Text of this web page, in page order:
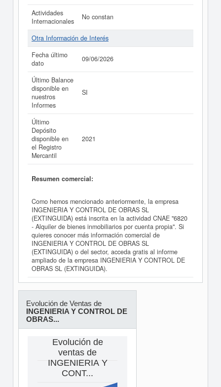
Actividades
Internacionales
No constan
Otra Información de Interés
Fecha último
dato
09/06/2026
Último Balance
disponible en
nuestros
Informes
SI
Último
Depósito
disponible en
el Registro
Mercantil
2021
Resumen comercial:
Como hemos mencionado anteriormente, la empresa
INGENIERIA Y CONTROL DE OBRAS SL
(EXTINGUIDA) está inscrita en la actividad CNAE "6820
- Alquiler de bienes inmobiliarios por cuenta propia". Si
quieres conocer más información comercial de
INGENIERIA Y CONTROL DE OBRAS SL
(EXTINGUIDA) o del sector, acceda gratis al informe
ampliado de la empresa INGENIERIA Y CONTROL DE
OBRAS SL (EXTINGUIDA).
Evolución de Ventas de
INGENIERIA Y CONTROL DE
OBRAS...
Evolución de
ventas de
INGENIERIA Y
CONT...